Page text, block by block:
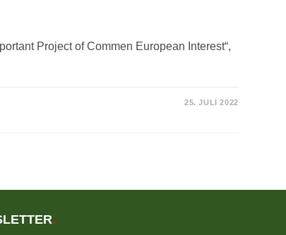
Project of Commen European Interest“,
25. JULI 2022
.